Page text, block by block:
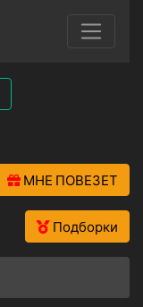
МНЕ ПОВЕЗЕТ
Подборки